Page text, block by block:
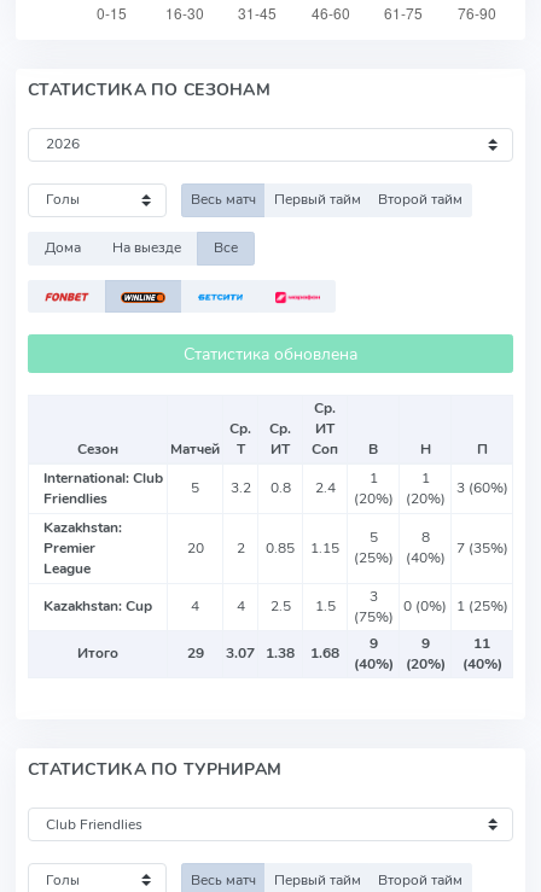
СТАТИСТИКА ПО СЕЗОНАМ
Весь матч Первый тайм Второй тайм
Дома На выезде Все
Статистика обновлена
Сезон Матчей
Ср.
Т
Ср.
ИТ
Ср.
ИТ
Соп
В Н
П
International: Club
Friendlies
5 3.2 0.8 2.4
1
(20%)
1
(20%)
3 (60%)
Kazakhstan:
Premier
League
20 2 0.85 1.15
5
(25%)
8
(40%)
7 (35%)
Kazakhstan: Cup 4 4 2.5 1.5
3
(75%)
0 (0%) 1 (25%)
Итого 29 3.07 1.38 1.68
9
(40%)
9
(20%)
11
(40%)
СТАТИСТИКА ПО ТУРНИРАМ
Весь матч Первый тайм Второй тайм